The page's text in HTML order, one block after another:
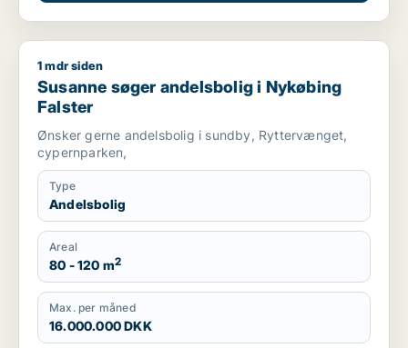
Susanne søger andelsbolig i Nykøbing Falster
1 mdr siden
Susanne søger andelsbolig i Nykøbing
Falster
Ønsker gerne andelsbolig i sundby, Ryttervænget,
cypernparken,
Type
Andelsbolig
Areal
80 - 120 m2
Max. per måned
16.000.000 DKK